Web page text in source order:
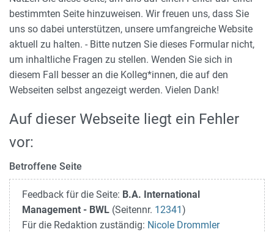
bestimmten Seite hinzuweisen. Wir freuen uns, dass Sie
uns so dabei unterstützen, unsere umfangreiche Website
aktuell zu halten. - Bitte nutzen Sie dieses Formular nicht,
um inhaltliche Fragen zu stellen. Wenden Sie sich in
diesem Fall besser an die Kolleg*innen, die auf den
Webseiten selbst angezeigt werden. Vielen Dank!
Auf dieser Webseite liegt ein Fehler
vor:
Betroffene Seite
Feedback für die Seite: B.A. International
Management - BWL (Seitennr. 12341 )
Für die Redaktion zuständig: Nicole Drommler